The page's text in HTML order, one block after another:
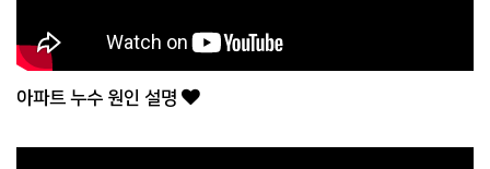
아파트 누수 원인 설명